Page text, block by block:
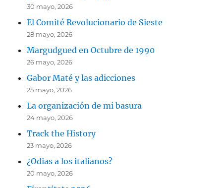
30 mayo, 2026
El Comité Revolucionario de Sieste
28 mayo, 2026
Margudgued en Octubre de 1990
26 mayo, 2026
Gabor Maté y las adicciones
25 mayo, 2026
La organización de mi basura
24 mayo, 2026
Track the History
23 mayo, 2026
¿Odias a los italianos?
20 mayo, 2026